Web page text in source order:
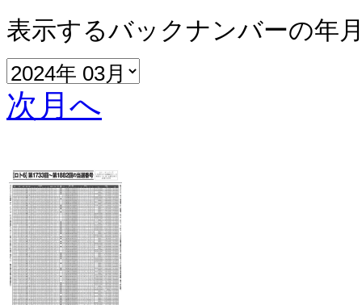
表示するバックナンバーの年
次月へ